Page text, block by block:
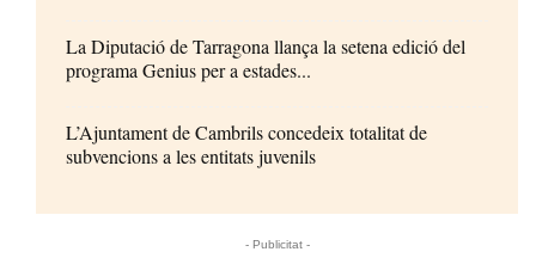
La Diputació de Tarragona llança la setena edició del
programa Genius per a estades...
L’Ajuntament de Cambrils concedeix totalitat de
subvencions a les entitats juvenils
- Publicitat -